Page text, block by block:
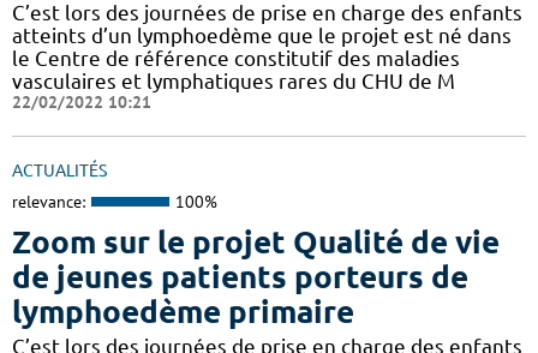
C’est lors des journées de prise en charge des enfants
atteints d’un lymphoedème que le projet est né dans
le Centre de référence constitutif des maladies
vasculaires et lymphatiques rares du CHU de M
22/02/2022 10:21
ACTUALITÉS
relevance: 100%
Zoom sur le projet Qualité de vie
de jeunes patients porteurs de
lymphoedème primaire
C’est lors des journées de prise en charge des enfants